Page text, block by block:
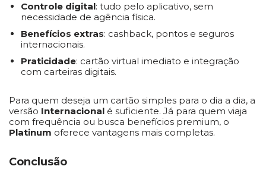
Controle digital: tudo pelo aplicativo, sem
necessidade de agência física.
Benefícios extras: cashback, pontos e seguros
internacionais.
Praticidade: cartão virtual imediato e integração
com carteiras digitais.
Para quem deseja um cartão simples para o dia a dia, a
versão Internacional é suficiente. Já para quem viaja
com frequência ou busca benefícios premium, o
Platinum oferece vantagens mais completas.
Conclusão